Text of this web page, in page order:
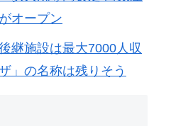
オープン
継施設は最大7000人収
」の名称は残りそう